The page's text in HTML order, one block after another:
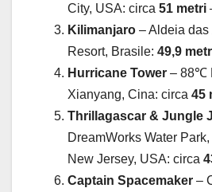
City, USA: circa 51 metri
Kilimanjaro – Aldeia
Resort, Brasile: 49,9
Hurricane Tower – 88℃
Xianyang, Cina: circa 45
Thrillagascar & Jungle
DreamWorks Water
New Jersey, USA: circa
Captain Spacemaker –